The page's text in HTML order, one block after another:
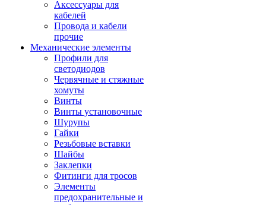
Аксессуары для
кабелей
Провода и кабели
прочие
Механические элементы
Профили для
светодиодов
Червячные и стяжные
хомуты
Винты
Винты установочные
Шурупы
Гайки
Резьбовые вставки
Шайбы
Заклепки
Фитинги для тросов
Элементы
предохранительные и